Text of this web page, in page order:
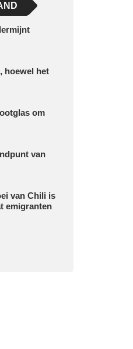
hoewel het
om
van
van Chili is
emigranten